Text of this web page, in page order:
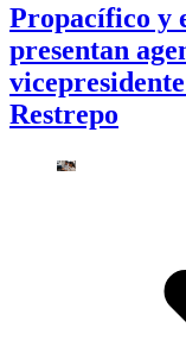
Propacífico y
presentan
Restrepo